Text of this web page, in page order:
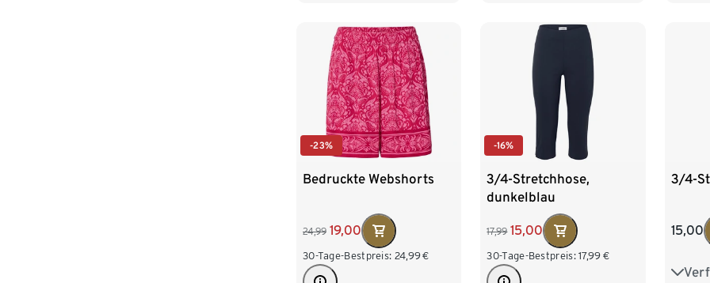
-23%
Bedruckte Webshorts
24,99 19,00
30-Tage-Bestpreis: 24,99€
-16%
3/4-Stretchhose,
dunkelblau
17,99 15,00
30-Tage-Bestpreis: 17,99 €
3/4-
15,00
36